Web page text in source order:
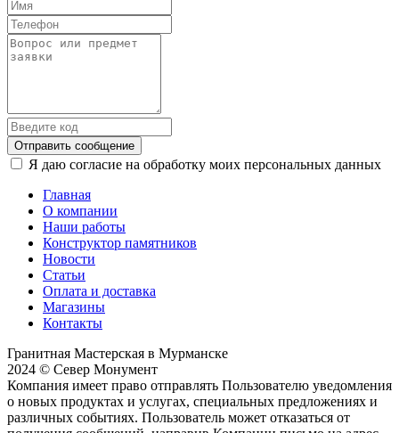
Отправить сообщение
Я даю согласие на обработку моих персональных данных
Главная
О компании
Наши работы
Конструктор памятников
Новости
Статьи
Оплата и доставка
Магазины
Контакты
Гранитная Мастерская в Мурманске
2024 © Север Монумент
Компания имеет право отправлять Пользователю уведомления
о новых продуктах и услугах, специальных предложениях и
различных событиях. Пользователь может отказаться от